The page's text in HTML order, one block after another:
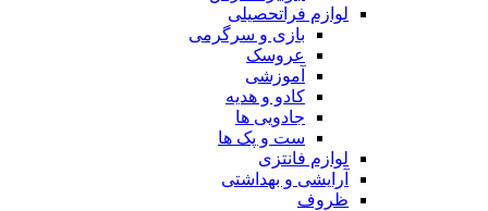
لوازم فراتحصیلی
بازی و سرگرمی
عروسک
آموزشی
کادو و هدیه
جادویی ها
ست و پک ها
لوازم فانتزی
آرایشی و بهداشتی
ظروف